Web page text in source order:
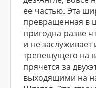
ее частью. Эта
превращенная в
пригодна разве
и не
трепещущего на
прячется за
выходящими на